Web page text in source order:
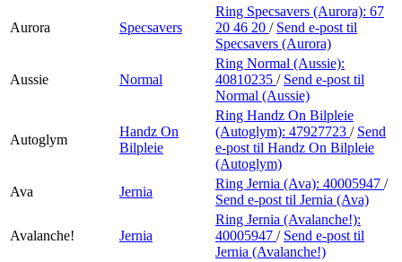
Aurora Specsavers
Ring Specsavers (Aurora): 67
20 46 20 / Send e-post til
Specsavers (Aurora)
Aussie Normal
Ring Normal (Aussie):
40810235 / Send e-post til
Normal (Aussie)
Autoglym
Handz On
Bilpleie
Ring Handz On Bilpleie
(Autoglym): 47927723 / Send
e-post til Handz On Bilpleie
(Autoglym)
Ava
Jernia
Ring Jernia (Ava): 40005947 /
Send e-post til Jernia (Ava)
Avalanche! Jernia
Ring Jernia (Avalanche!):
40005947 / Send e-post til
Jernia (Avalanche!)